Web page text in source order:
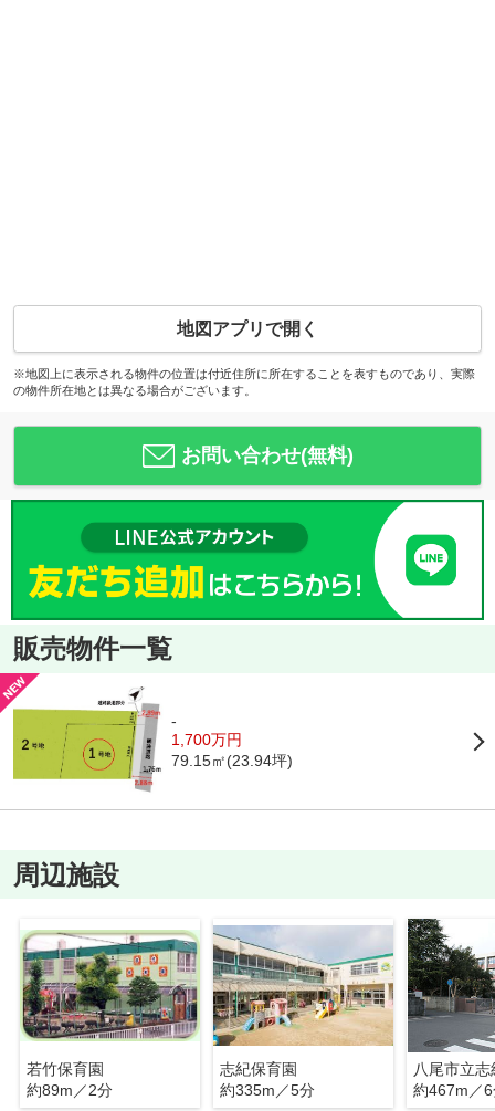
地図アプリで開く
※地図上に表示される物件の位置は付近住所に所在することを表すものであり、実際
の物件所在地とは異なる場合がございます。
お問い合わせ(無料)
販売物件一覧
-
1,700万円
79.15㎡(23.94坪)
周辺施設
若竹保育園
約89m／2分
志紀保育園
約335m／5分
八尾市立
約467m／